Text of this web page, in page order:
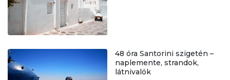
48 óra Santorini szigetén –
naplemente, strandok,
látnivalók